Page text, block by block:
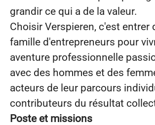
grandir ce qui a de la valeur.
Choisir Verspieren, c'est entrer
famille d'entrepreneurs pour
aventure professionnelle
avec des hommes et des
acteurs de leur parcours
contributeurs du résultat
Poste et missions